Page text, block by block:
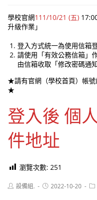
學校官網111/10/21 (五)
升級作業」
登入方式統一為使用信箱
請使用「有效公務信箱」
由信箱收取「修改密碼通
★請有官網（學校首頁）帳
★
登入後 個
件地址
瀏覽次數: 251
Post設備組.
Post2022-10-20